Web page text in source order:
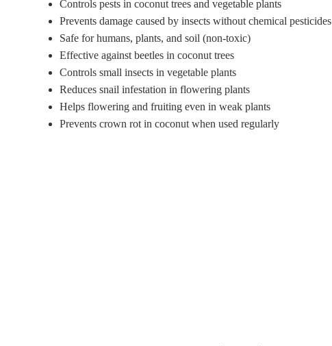
Controls pests in coconut trees and vegetable plants
Prevents damage caused by insects without chemical pesticides
Safe for humans, plants, and soil (non-toxic)
Effective against beetles in coconut trees
Controls small insects in vegetable plants
Reduces snail infestation in flowering plants
Helps flowering and fruiting even in weak plants
Prevents crown rot in coconut when used regularly